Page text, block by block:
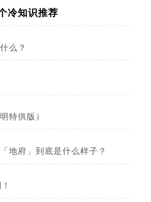
冷知识推荐
么？
特供版）
地府」到底是什么样子？